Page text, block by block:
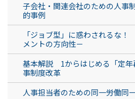
子会社・関連会社のための人事
的事例
「ジョブ型」に惑わされるな
メントの方向性－
基本解説 1からはじめる「定年
事制度改革
人事担当者のための同一労働同